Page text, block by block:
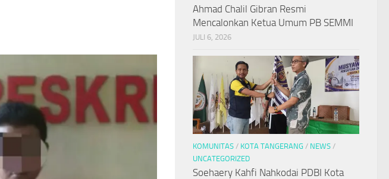
Ahmad Chalil Gibran Resmi
Mencalonkan Ketua Umum PB SEMMI
JULI 6, 2026
KOMUNITAS / KOTA TANGERANG / NEWS /
UNCATEGORIZED
Soehaery Kahfi Nahkodai PDBI Kota